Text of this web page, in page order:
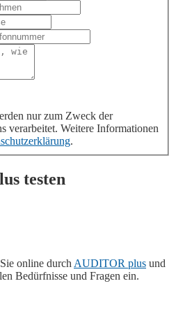
nur zum Zweck der
verarbeitet. Weitere Informationen
.
testen
online durch AUDITOR plus und
Bedürfnisse und Fragen ein.